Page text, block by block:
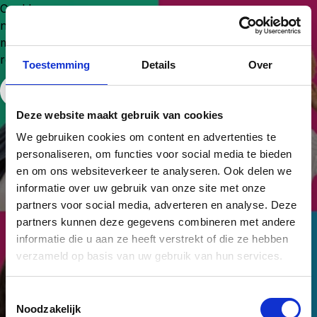
Toestemming Details Over
Deze website maakt gebruik van cookies
We gebruiken cookies om content en advertenties te
personaliseren, om functies voor social media te bieden
en om ons websiteverkeer te analyseren. Ook delen we
informatie over uw gebruik van onze site met onze
partners voor social media, adverteren en analyse. Deze
partners kunnen deze gegevens combineren met andere
informatie die u aan ze heeft verstrekt of die ze hebben
verzameld op basis van uw gebruik van hun services.
Noodzakelijk
Van potentie naar
Could
not
make
request.